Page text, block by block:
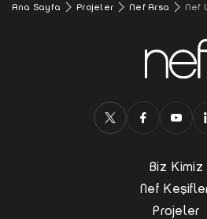
Ana Sayfa Projeler Nef Arsa Nef
Biz Kimiz
Nef
Projeler